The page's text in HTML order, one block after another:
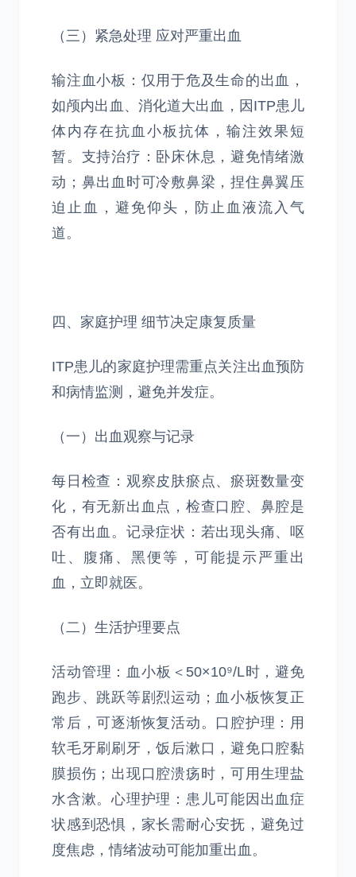
（三）紧急处理 应对严重出血
输注血小板：仅用于危及生命的出血，
如颅内出血、消化道大出血，因ITP患儿
体内存在抗血小板抗体，输注效果短
暂。支持治疗：卧床休息，避免情绪激
动；鼻出血时可冷敷鼻梁，捏住鼻翼压
迫止血，避免仰头，防止血液流入气
道。
四、家庭护理 细节决定康复质量
ITP患儿的家庭护理需重点关注出血预防
和病情监测，避免并发症。
（一）出血观察与记录
每日检查：观察皮肤瘀点、瘀斑数量变
化，有无新出血点，检查口腔、鼻腔是
否有出血。记录症状：若出现头痛、呕
吐、腹痛、黑便等，可能提示严重出
血，立即就医。
（二）生活护理要点
活动管理：血小板＜50×10⁹/L时，避免
跑步、跳跃等剧烈运动；血小板恢复正
常后，可逐渐恢复活动。口腔护理：用
软毛牙刷刷牙，饭后漱口，避免口腔黏
膜损伤；出现口腔溃疡时，可用生理盐
水含漱。心理护理：患儿可能因出血症
状感到恐惧，家长需耐心安抚，避免过
度焦虑，情绪波动可能加重出血。